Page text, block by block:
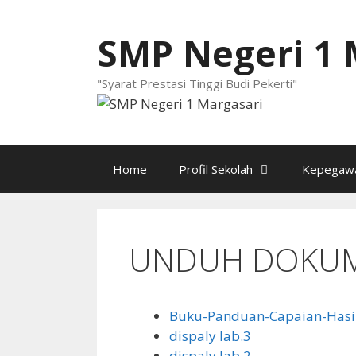
SMP Negeri 1
"Syarat Prestasi Tinggi Budi Pekerti"
Home Profil Sekolah
UNDUH
Buku-Panduan-Capaian-
dispaly lab.3